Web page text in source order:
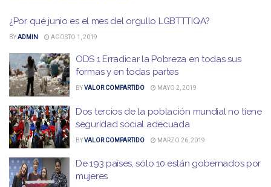
¿Por qué junio es el mes del orgullo LGBTTTIQA?
BYADMIN AGOSTO 1, 2019
ODS 1 Erradicar la Pobreza en todas sus
formas y en todas partes
BYVALOR COMPARTIDO MAYO 2, 2019
Dos tercios de la población mundial no tiene
seguridad social adecuada
BYVALOR COMPARTIDO MARZO 26, 2019
De 193 países, sólo 10 están gobernados por
mujeres